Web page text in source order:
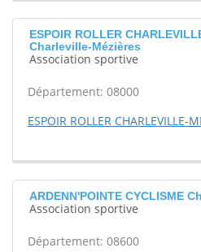
ESPOIR ROLLER
Charleville-Mézières
Association sportive
Département: 08000
ESPOIR ROLLER CHARLEVILLE-
ARDENN'POINTE CYCLISME
Association sportive
Département: 08600